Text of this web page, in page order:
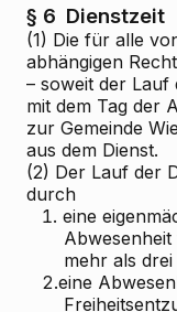
§ 6 Dienstzeit
(1) Die für alle
abhängigen
– soweit der Lauf
mit dem Tag der
zur Gemeinde
aus dem Dienst.
(2) Der Lauf der
durch
1. eine
mehr als drei
2.eine